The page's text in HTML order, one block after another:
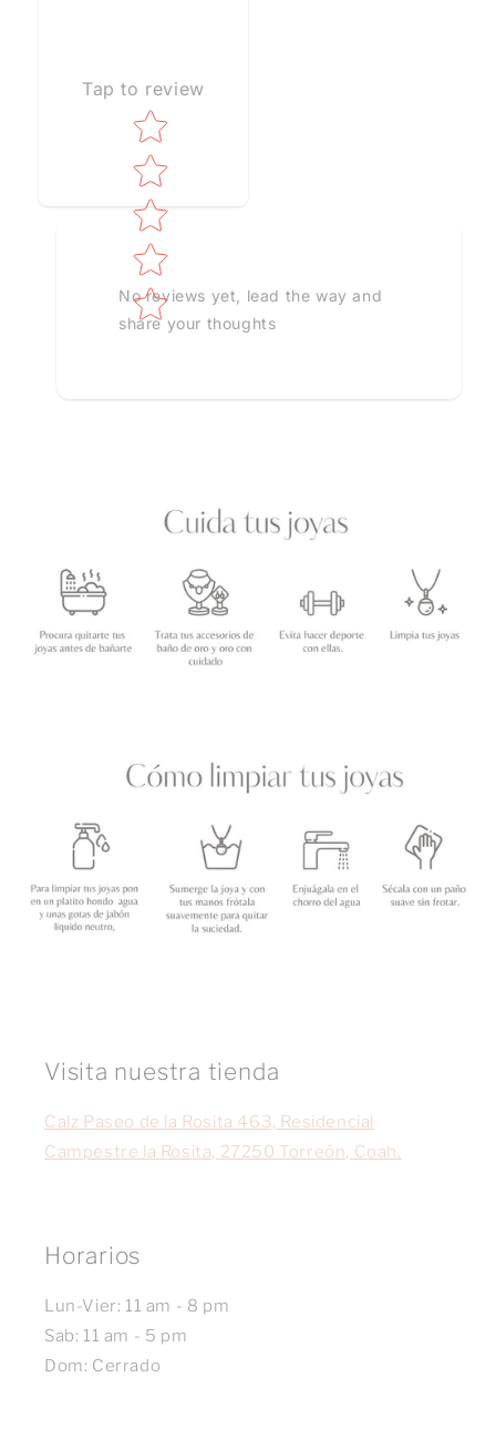
Tap to review
Star rating
No reviews yet, lead the way and
share your thoughts
Visita nuestra tienda
Calz Paseo de la Rosita 463, Residencial
Campestre la Rosita, 27250 Torreón, Coah.
Horarios
Lun-Vier: 11 am - 8 pm
Sab: 11 am - 5 pm
Dom: Cerrado